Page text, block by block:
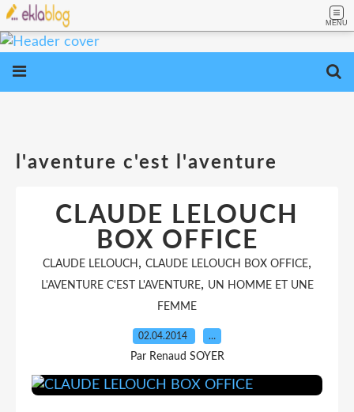
MENU
l'aventure c'est l'aventure
CLAUDE LELOUCH
BOX OFFICE
CLAUDE LELOUCH , CLAUDE LELOUCH BOX OFFICE,
L'AVENTURE C'EST L'AVENTURE, UN HOMME ET UNE
FEMME
02.04.2014 …
Par Renaud SOYER